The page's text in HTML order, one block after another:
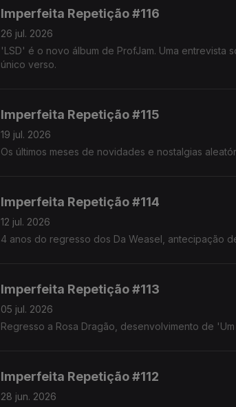
Imperfeita Repetição #116
26 jul. 2026
'LSD' é o novo álbum de ProfJam. Uma entrevista
único verso.
Imperfeita Repetição #115
19 jul. 2026
Os últimos meses de novidades e nostalgias
Imperfeita Repetição #114
12 jul. 2026
4 anos do regresso dos Da Weasel, antecipação
Imperfeita Repetição #113
05 jul. 2026
Regresso a Rosa Dragão, desenvolvimento de
Imperfeita Repetição #112
28 jun. 2026